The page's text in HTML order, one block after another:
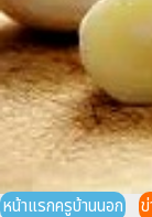
หน้าแรกครูบ้านนอก